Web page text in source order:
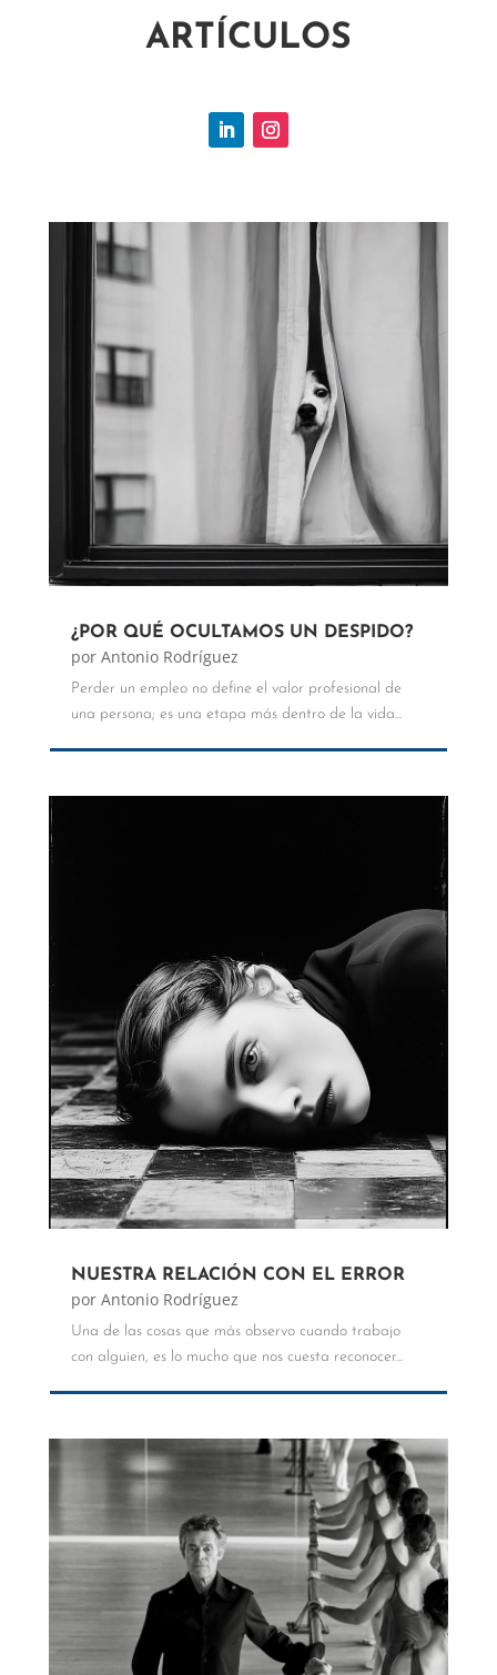
ARTÍCULOS
¿POR QUÉ OCULTAMOS UN DESPIDO?
por Antonio Rodríguez
Perder un empleo no define el valor profesional de
una persona; es una etapa más dentro de la vida...
NUESTRA RELACIÓN CON EL ERROR
por Antonio Rodríguez
Una de las cosas que más observo cuando trabajo
con alguien, es lo mucho que nos cuesta reconocer...